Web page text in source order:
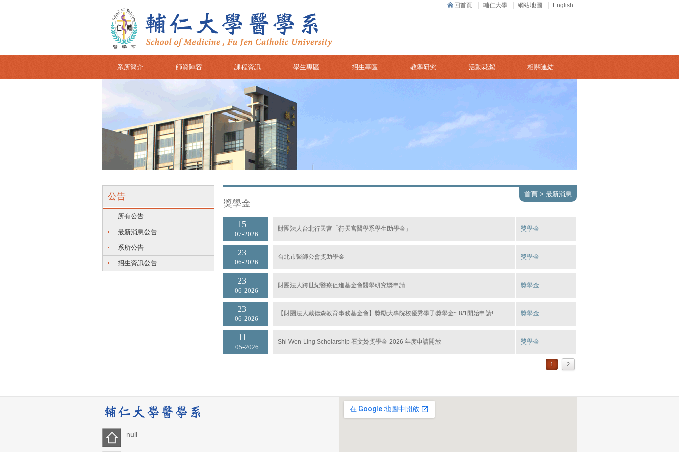
回首頁 輔仁大學 網站地圖 English
系所簡介 師資陣容 課程資訊 學生專區 招生專區 教學研究 活動花絮 相關連結
公告
所有公告
最新消息公告
系所公告
招生資訊公告
獎學金
首頁 > 最新消息
07 2026
15 財團法人台北行天宮「行天宮醫學系學生助學金」 獎學金
06 2026
23 台北市醫師公會獎助學金 獎學金
06 2026
23 財團法人跨世紀醫療促進基金會醫學研究獎申請 獎學金
06 2026
23 【財團法人戴德森教育事務基金會】獎勵大專院校優秀學子獎學金~ 8/1開始申請! 獎學金
05 2026
11 Shi Wen-Ling Scholarship 石文姈獎學金 2026 年度申請開放 獎學金
1 2
null